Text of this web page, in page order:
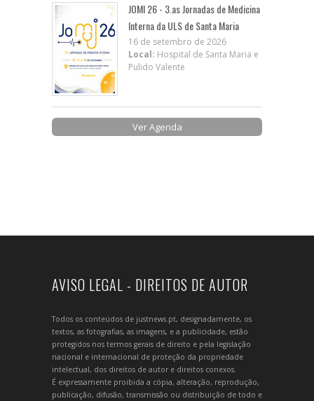
JOMI 26 - 3.as Jornadas de Medicina
Interna da ULS de Santa Maria
16 de setembro de 2026
Local: Hospital de Santa Maria e
Pulido Valente
Ver Agenda
AVISO LEGAL - DIREITOS DE AUTOR
Todos os conteúdos de justnews.pt, designadamente, os
textos, as fotografias, as imagens, e a publicidade, estão
protegidos nos termos gerais de direito e pela legislação
nacional e internacional de proteção da propriedade
intelectual, dos direitos de autor e direitos conexos.
É expressamente proibida a cópia, alteração, reprodução,
publicação, difusão, transmissão ou distribuição de todo e